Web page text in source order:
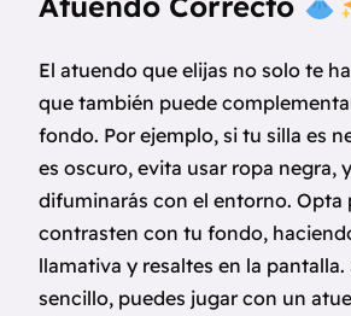
El atuendo que elijas no solo te
que también puede
fondo. Por ejemplo, si tu silla es
es oscuro, evita usar ropa negra,
difuminarás con el entorno. Opta
contrasten con tu fondo,
llamativa y resaltes en la
sencillo, puedes jugar con un